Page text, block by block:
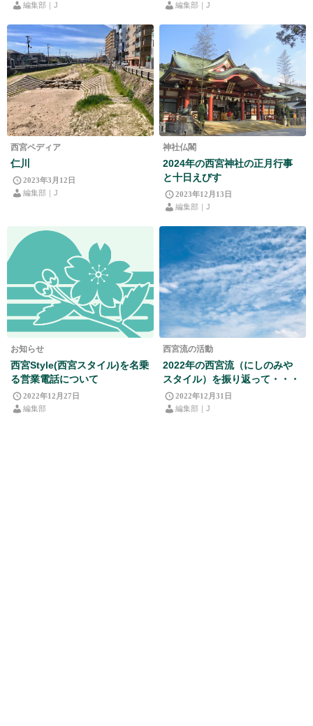
編集部｜J
編集部｜J
西宮ペディア
仁川
2023年3月12日
編集部｜J
神社仏閣
2024年の西宮神社の正月行事
と十日えびす
2023年12月13日
編集部｜J
お知らせ
西宮Style(西宮スタイル)を名乗
る営業電話について
2022年12月27日
編集部
西宮流の活動
2022年の西宮流（にしのみや
スタイル）を振り返って・・・
2022年12月31日
編集部｜J